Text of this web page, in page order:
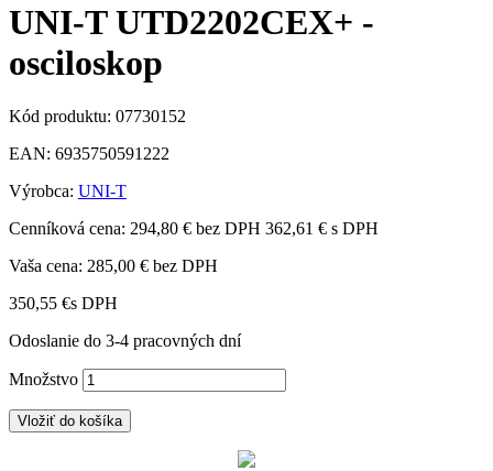
UNI-T UTD2202CEX+ -
osciloskop
Kód produktu: 07730152
EAN: 6935750591222
Výrobca: UNI-T
Cenníková cena: 294,80 € bez DPH 362,61 € s DPH
Vaša cena: 285,00 € bez DPH
350,55 €s DPH
Odoslanie do 3-4 pracovných dní
Množstvo
Vložiť do košíka